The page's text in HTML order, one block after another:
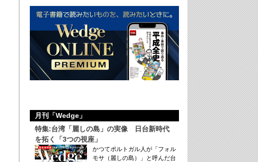
月刊「Wedge」
特集:台湾「麗しの島」の実像 日台新時代
を拓く「3つの視座」
かつてポルトガル人が「フォル
モサ（麗しの島）」と呼んだ台